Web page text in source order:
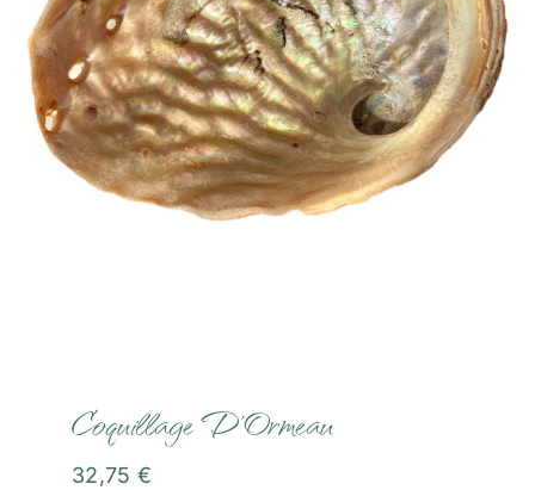
Communication Animale
Soins Magnétisme
Soins Lithothérapie
Boutique
Coquillage D’Ormeau
32,75 €